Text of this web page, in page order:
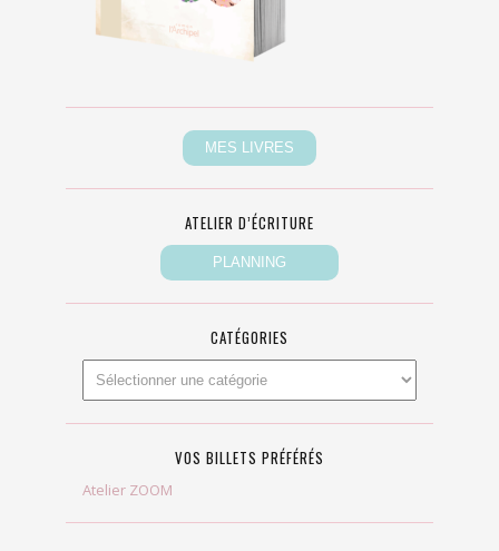
ATELIER D’ÉCRITURE
CATÉGORIES
VOS BILLETS PRÉFÉRÉS
Atelier ZOOM